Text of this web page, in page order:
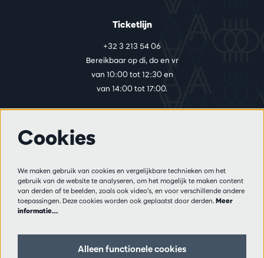
Ticketlijn
+32 3 213 54 06
Bereikbaar op di, do en vr
van 10:00 tot 12:30 en
van 14:00 tot 17:00.
Privacy
Verkoopsvoorwaarden
Pers
Cookies
We maken gebruik van cookies en vergelijkbare technieken om het
gebruik van de website te analyseren, om het mogelijk te maken content
van derden af te beelden, zoals ook video’s, en voor verschillende andere
toepassingen. Deze cookies worden ook geplaatst door derden. Meer
informatie…
Alleen functionele cookies